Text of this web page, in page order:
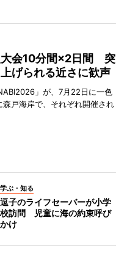
大会10分間×2日間 突
げられる近さに歓声
」が、7月22日に一色
戸海岸で、それぞれ開催され
学ぶ・知る
逗子のライフセーバーが小学
校訪問 児童に海の約束呼び
かけ